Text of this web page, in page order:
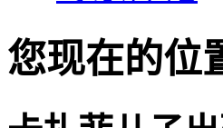
您现在的位